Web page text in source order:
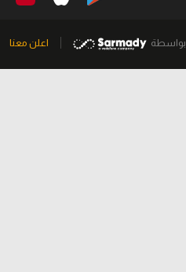
بواسطة اعلن معنا